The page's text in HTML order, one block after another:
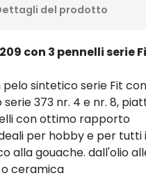
del prodotto
con 3 pennelli serie
pelo sintetico serie Fit
373 nr. 4 e nr. 8,
con ottimo rapporto
per hobby e per tutti
alla gouache. dall'olio
ceramica